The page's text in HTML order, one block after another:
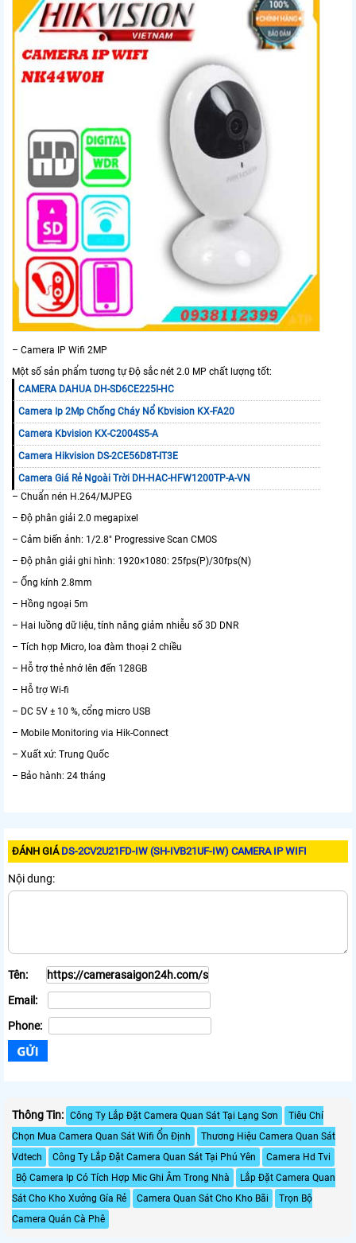
– Camera IP Wifi 2MP
Một số sản phẩm tương tự Độ sắc nét 2.0 MP chất lượng tốt:
CAMERA DAHUA DH-SD6CE225I-HC
Camera Ip 2Mp Chống Cháy Nổ Kbvision KX-FA20
Camera Kbvision KX-C2004S5-A
Camera Hikvision DS-2CE56D8T-IT3E
Camera Giá Rẻ Ngoài Trời DH-HAC-HFW1200TP-A-VN
– Chuẩn nén H.264/MJPEG
– Độ phân giải 2.0 megapixel
– Cảm biến ảnh: 1/2.8″ Progressive Scan CMOS
– Độ phân giải ghi hình: 1920×1080: 25fps(P)/30fps(N)
– Ống kính 2.8mm
– Hồng ngoại 5m
– Hai luồng dữ liệu, tính năng giảm nhiễu số 3D DNR
– Tích hợp Micro, loa đàm thoại 2 chiều
– Hỗ trợ thẻ nhớ lên đến 128GB
– Hỗ trợ Wi-fi
– DC 5V ± 10 %, cổng micro USB
– Mobile Monitoring via Hik-Connect
– Xuất xứ: Trung Quốc
– Bảo hành: 24 tháng
ĐÁNH GIÁ DS-2CV2U21FD-IW (SH-IVB21UF-IW) CAMERA IP WIFI
Nội dung:
Tên:
Email:
Phone:
Thông Tin: Công Ty Lắp Đặt Camera Quan Sát Tại Lạng Sơn
Tiêu Chí
Chọn Mua Camera Quan Sát Wifi Ổn Định
Thương Hiệu Camera Quan Sát
Vdtech
Công Ty Lắp Đặt Camera Quan Sát Tại Phú Yên
Camera Hd Tvi
Bộ Camera Ip Có Tích Hợp Mic Ghi Âm Trong Nhà
Lắp Đặt Camera Quan
Sát Cho Kho Xưởng Gía Rẻ
Camera Quan Sát Cho Kho Bãi
Trọn Bộ
Camera Quán Cà Phê